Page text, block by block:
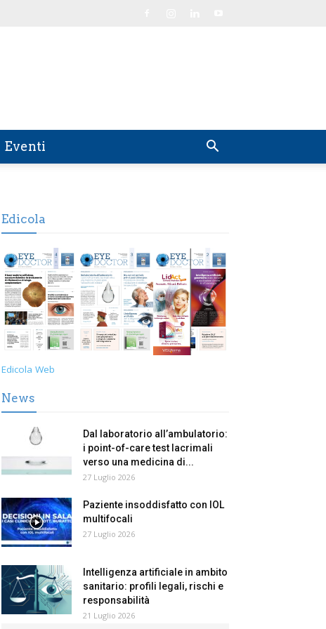
Eventi
Edicola
Edicola Web
News
Dal laboratorio all’ambulatorio:
i point-of-care test lacrimali
verso una medicina di...
27 Luglio 2026
Paziente insoddisfatto con IOL
multifocali
27 Luglio 2026
Intelligenza artificiale in ambito
sanitario: profili legali, rischi e
responsabilità
21 Luglio 2026